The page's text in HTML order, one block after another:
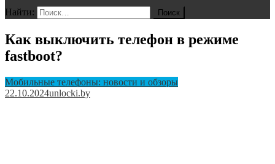
Найти:
Как выключить телефон в режиме
fastboot?
Мобильные телефоны: новости и обзоры
22.10.2024unlocki.by